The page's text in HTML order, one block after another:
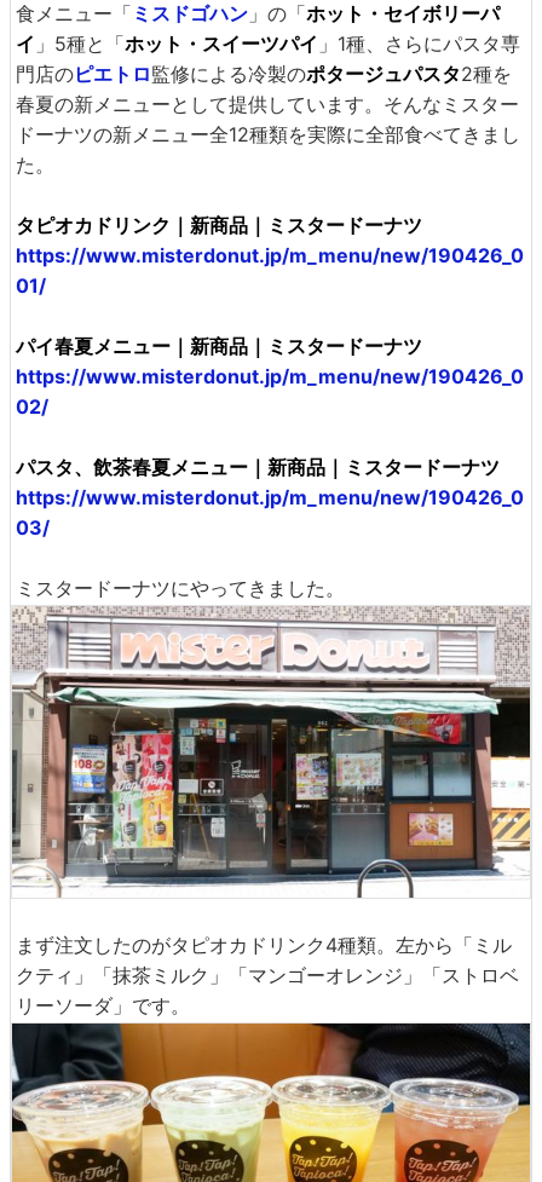
食メニュー「 ミスドゴハン 」の「ホット・セイボリーパ
イ 」5種と「ホット・スイーツパイ 」1種、さらにパスタ専
門店のピエトロ監修による冷製のポタージュパスタ2種を
春夏の新メニューとして提供しています。そんなミスター
ドーナツの新メニュー全12種類を実際に全部食べてきまし
た。
タピオカドリンク｜新商品｜ミスタードーナツ
https://www.misterdonut.jp/m_menu/new/190426_0
01/
パイ春夏メニュー｜新商品｜ミスタードーナツ
https://www.misterdonut.jp/m_menu/new/190426_0
02/
パスタ、飲茶春夏メニュー｜新商品｜ミスタードーナツ
https://www.misterdonut.jp/m_menu/new/190426_0
03/
ミスタードーナツにやってきました。
まず注文したのがタピオカドリンク4種類。左から「ミル
クティ」「抹茶ミルク」「マンゴーオレンジ」「ストロベ
リーソーダ」です。